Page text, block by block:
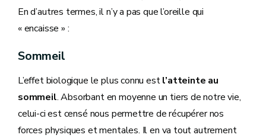
En d’autres termes, il n’y a pas que l’oreille qui
« encaisse » :
Sommeil
L’effet biologique le plus connu estl’atteinte au
sommeil. Absorbant en moyenne un tiers de notre vie,
celui-ci est censé nous permettre de récupérer nos
forces physiques et mentales. Il en va tout autrement